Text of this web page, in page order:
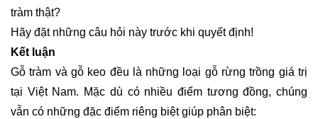
tràm thật?
Hãy đặt những câu hỏi này trước khi quyết định!
Kết luận
Gỗ tràm và gỗ keo đều là những loại gỗ rừng trồng giá trị
tại Việt Nam. Mặc dù có nhiều điểm tương đồng, chúng
vẫn có những đặc điểm riêng biệt giúp phân biệt: